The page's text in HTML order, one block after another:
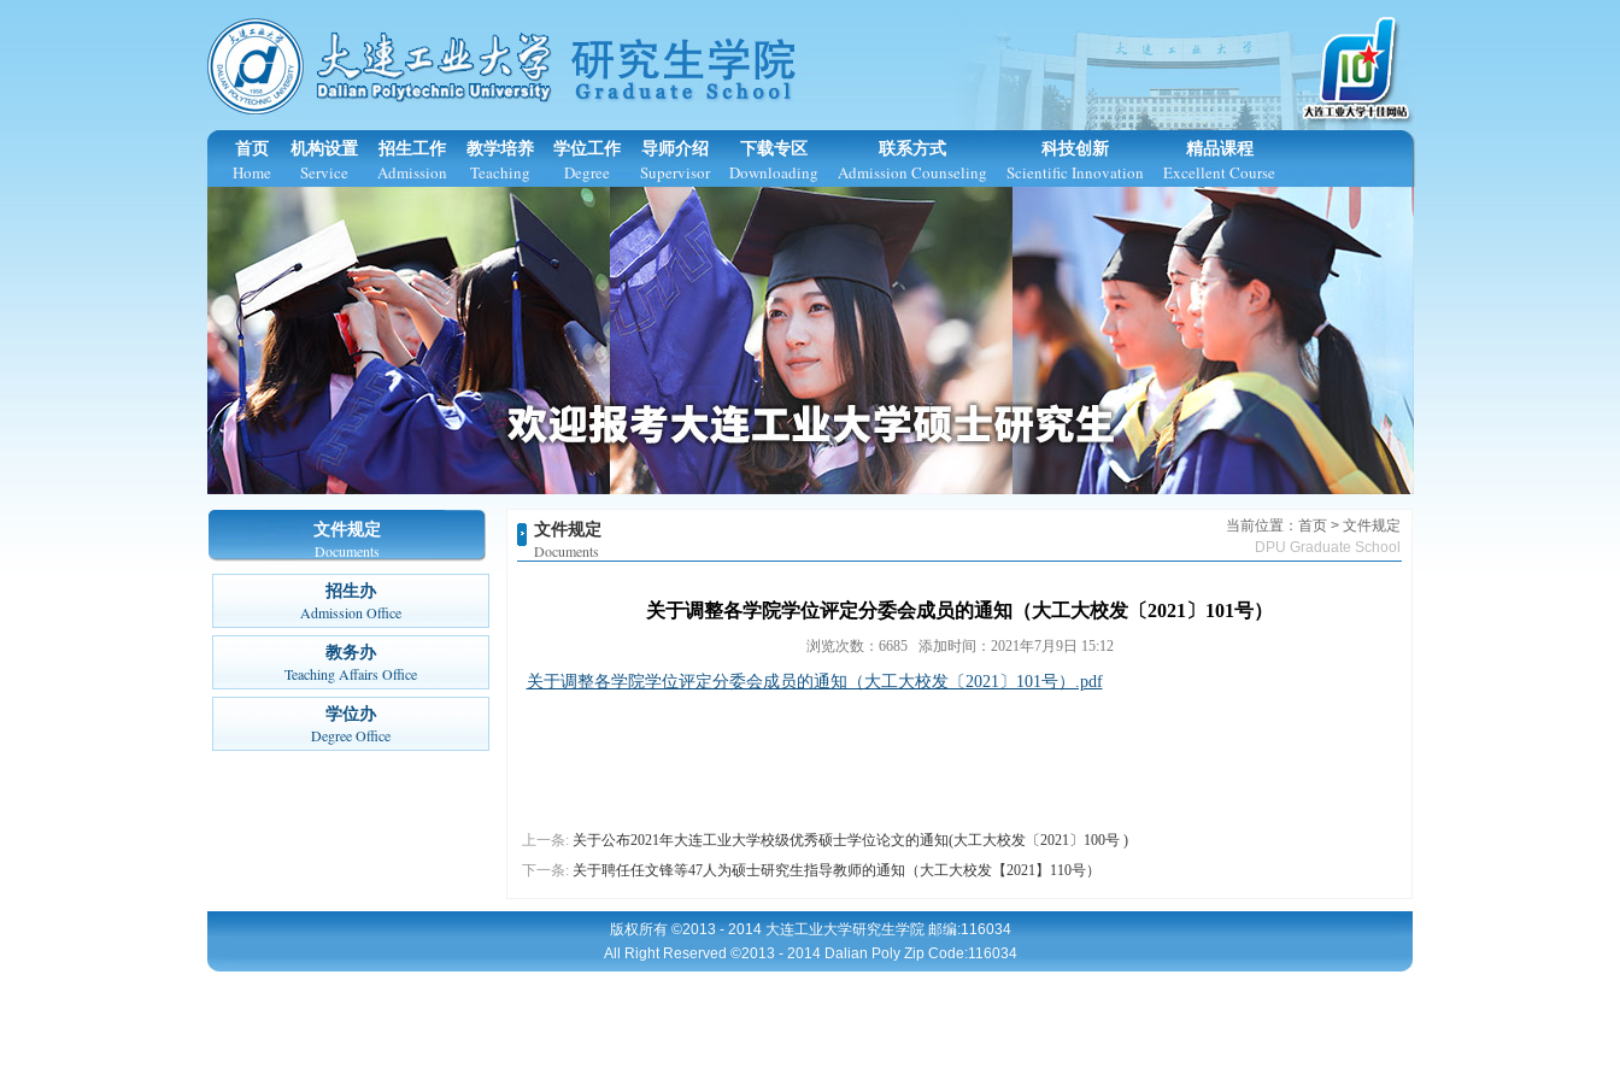
首页
Home
机构设置
Service
招生工作
Admission
教学培养
Teaching
学位工作
Degree
导师介绍
Supervisor
下载专区
Downloading
联系方式
Admission Counseling
科技创新
Scientific Innovation
精品课程
Excellent Course
文件规定
Documents
招生办
Admission Office
教务办
Teaching Affairs Office
学位办
Degree Office
文件规定
Documents
当前位置： 首页 > 文件规定
DPU Graduate School
关于调整各学院学位评定分委会成员的通知（大工大校发〔2021〕101号）
浏览次数：6685 添加时间：2021年7月9日 15:12
关于调整各学院学位评定分委会成员的通知（大工大校发〔2021〕101号）.pdf
上一条: 关于公布2021年大连工业大学校级优秀硕士学位论文的通知(大工大校发〔2021〕100号 )
下一条: 关于聘任任文锋等47人为硕士研究生指导教师的通知（大工大校发【2021】110号）
版权所有 ©2013 - 2014 大连工业大学研究生学院 邮编:116034
All Right Reserved ©2013 - 2014 Dalian Poly Zip Code:116034